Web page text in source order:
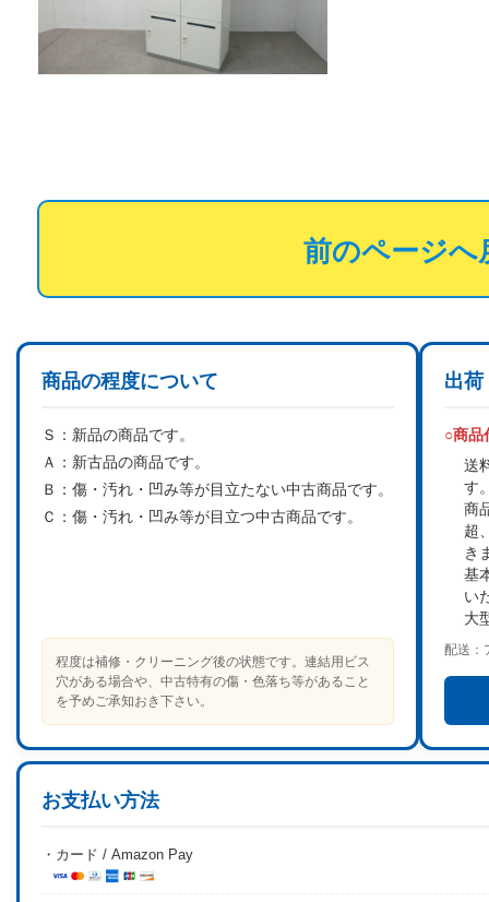
前のページへ
商品の程度について
Ｓ： 新品の商品です。
Ａ： 新古品の商品です。
Ｂ： 傷・汚れ・凹み等が目立たない中古商品です。
Ｃ： 傷・汚れ・凹み等が目立つ中古商品です。
程度は補修・クリーニング後の状態です。連結用ビス
穴がある場合や、中古特有の傷・色落ち等があること
を予めご承知おき下さい。
出荷
○商品
送
す
商
超
き
基
い
大
配送：
お支払い方法
・カード / Amazon Pay